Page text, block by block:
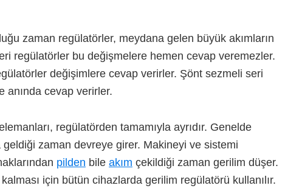
zaman regülatörler, meydana gelen büyük akımların
regülatörler bu değişmelere hemen cevap veremezler.
değişimlere cevap verirler. Şönt sezmeli seri
anında cevap verirler.
regülatörden tamamıyla ayrıdır. Genelde
zaman devreye girer. Makineyi ve sistemi
pilden bile akım çekildiği zaman gerilim düşer.
için bütün cihazlarda gerilim regülatörü kullanılır.